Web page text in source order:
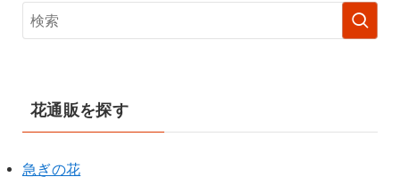
花通販を探す
急ぎの花